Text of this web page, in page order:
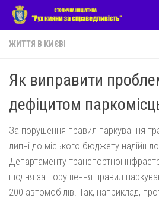
Skip to content
ЖИТТЯ В КИЄВІ
Як виправити
дефіцитом
За порушення правил паркування
липні до міського бюджету
Департаменту транспортної
щодня за порушення правил
200 автомобілів. Так, наприклад,